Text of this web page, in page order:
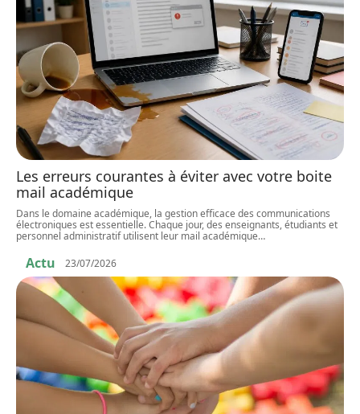
Les erreurs courantes à éviter avec votre boite
mail académique
Dans le domaine académique, la gestion efficace des communications
électroniques est essentielle. Chaque jour, des enseignants, étudiants et
personnel administratif utilisent leur mail académique…
Actu 23/07/2026